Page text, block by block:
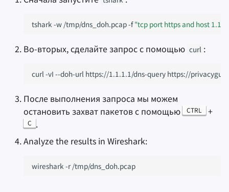
tshark -w /tmp/dns_doh.pcap-f "tcp port https and host
Во-вторых, сделайте запрос с помощью curl :
curl -vI --doh-url https://1.1.1.1/dns-query
После выполнения запроса мы можем
остановить захват пакетов с помощью
CTRL +
C .
Analyze the results in Wireshark:
wireshark -r